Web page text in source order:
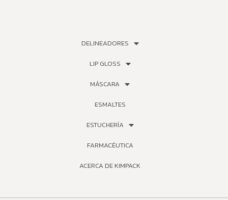
DELINEADORES
LIP GLOSS
MÁSCARA
ESMALTES
ESTUCHERÍA
FARMACÉUTICA
ACERCA DE KIMPACK